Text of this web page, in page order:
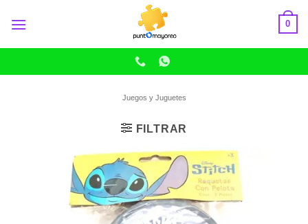
0
Juegos y Juguetes
FILTRAR